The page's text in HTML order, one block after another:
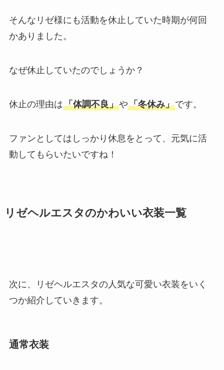
そんなリゼ様にも活動を休止していた時期が何回
かありました。
なぜ休止していたのでしょうか？
休止の理由は「体調不良」や「冬休み」です。
ファンとしてはしっかり休息をとって、元気に活
動してもらいたいですね！
リゼヘルエスタのかわいい衣装一覧
次に、リゼヘルエスタの人気な可愛い衣装をいく
つか紹介していきます。
通常衣装